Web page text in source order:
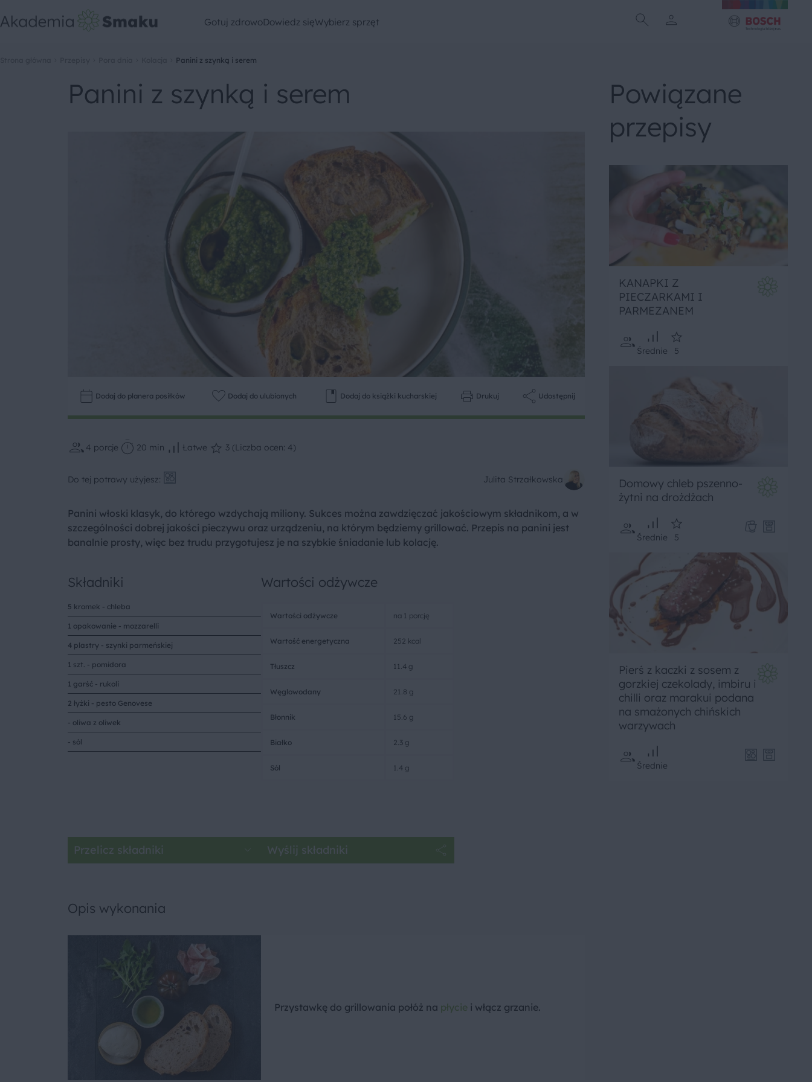
Gotuj zdrowoDowiedz sięWybierz sprzęt
Panini z szynką i serem
Panini z szynką i serem
Dodaj do planera posiłków Dodaj do ulubionych Dodaj do książki kucharskiej Drukuj Udostępnij
4 porcje 20 min Łatwe 3 (Liczba ocen: 4)
Do tej potrawy użyjesz: Julita Strzałkowska
Panini włoski klasyk, do którego wzdychają miliony. Sukces można zawdzięczać jakościowym składnikom, a w
szczególności dobrej jakości pieczywu oraz urządzeniu, na którym będziemy grillować. Przepis na panini jest
banalnie prosty, więc bez trudu przygotujesz je na szybkie śniadanie lub kolację.
Składniki
5 kromek - chleba
1 opakowanie - mozzarelli
4 plastry - szynki parmeńskiej
1 szt. - pomidora
1 garść - rukoli
2 łyżki - pesto Genovese
- oliwa z oliwek
- sól
Wartości odżywcze
Wartości odżywcze na 1 porcję
Wartość energetyczna 252 kcal
Tłuszcz 11.4 g
Węglowodany 21.8 g
Błonnik 15.6 g
Białko 2.3 g
Sól 1.4 g
Przelicz składniki Wyślij składniki
Opis wykonania
Przystawkę do grillowania połóż na płycie i włącz grzanie.
Powiązane
przepisy
KANAPKI Z
PIECZARKAMI I
PARMEZANEM
Średnie 5
Domowy chleb pszenno-
żytni na drożdżach
Średnie 5
Pierś z kaczki z sosem z
gorzkiej czekolady, imbiru i
chilli oraz marakui podana
na smażonych chińskich
warzywach
Średnie